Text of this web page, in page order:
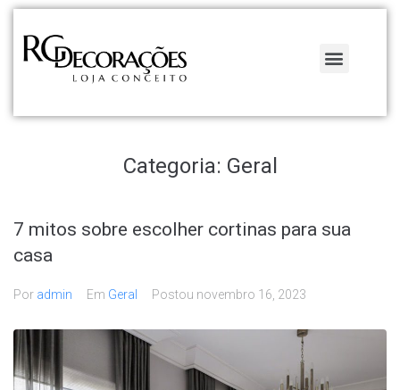
Categoria: Geral
7 mitos sobre escolher cortinas para sua
casa
Por admin Em Geral Postou novembro 16, 2023